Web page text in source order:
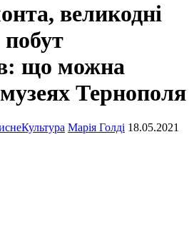
великодні
побут
що можна
Тернополя
Культура Марія Голді 18.05.2021